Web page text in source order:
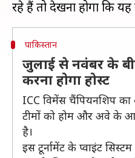
पाकिस्तान
जुलाई से नवंबर के
करना होगा होस्ट
ICC विमेंस चैंपियनशिप
टीमों को होम और अवे के
है।
इस टूर्नामेंट के प्वाइंट